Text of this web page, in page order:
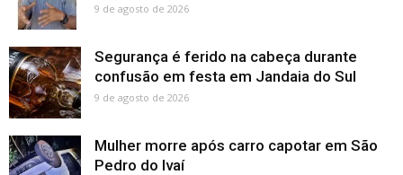
9 de agosto de 2026
Segurança é ferido na cabeça durante
confusão em festa em Jandaia do Sul
9 de agosto de 2026
Mulher morre após carro capotar em São
Pedro do Ivaí